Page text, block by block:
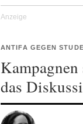
ANTIFA GEGEN
das